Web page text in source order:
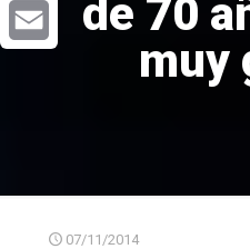
de 70
muy
07/11/2014
LinkedIn